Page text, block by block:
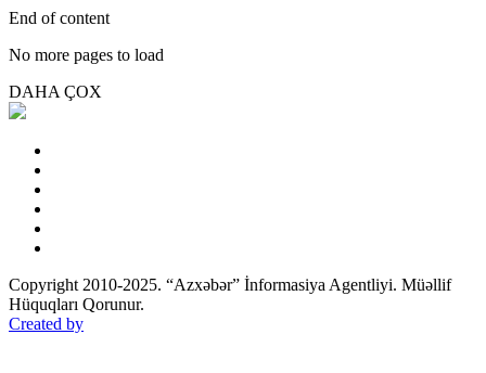
End of content
No more pages to load
DAHA ÇOX
Copyright 2010-2025. “Azxəbər” İnformasiya Agentliyi. Müəllif
Hüquqları Qorunur.
Created by